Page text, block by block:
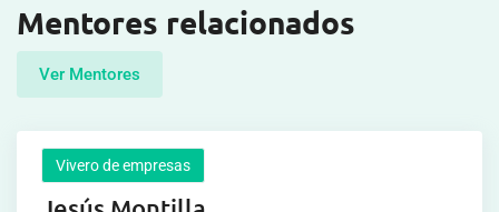
Mentores relacionados
Ver Mentores
Vivero de empresas